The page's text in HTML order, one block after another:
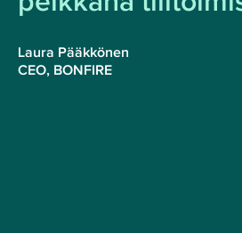
Laura Pääkkönen
CEO, BONFIRE